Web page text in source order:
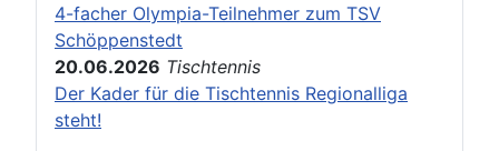
4-facher Olympia-Teilnehmer zum TSV
Schöppenstedt
20.06.2026 Tischtennis
Der Kader für die Tischtennis Regionalliga
steht!